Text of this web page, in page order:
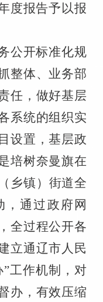
度报告予以报
公开标准化规
整体、业务部
任，做好基层
系统的组织实
设置，基层政
培树奈曼旗在
乡镇）街道全
，通过政府网
全过程公开各
立通辽市人民
工作机制，对
办，有效压缩